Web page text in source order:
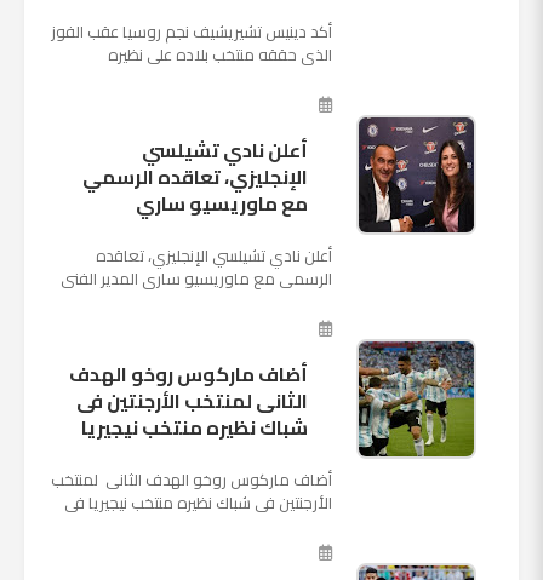
أكد دينيس تشيريشيف نجم روسيا عقب الفوز
الذي حققه منتخب بلاده على نظيره
كأس العالم بأنه تدرب على هد...
أعلن نادي تشيلسي
الإنجليزي، تعاقده الرسمي
مع ماوريسيو ساري
أعلن نادي تشيلسي الإنجليزي، تعاقده
الرسمي مع ماوريسيو ساري المدير الفني
المقبل وخلافة أنطونيو كو...
أضاف ماركوس روخو الهدف
الثانى لمنتخب الأرجنتين فى
شباك نظيره منتخب نيجيريا
أضاف ماركوس روخو الهدف الثانى لمنتخب
الأرجنتين فى شباك نظيره منتخب نيجيريا فى
"كريستوفسك...